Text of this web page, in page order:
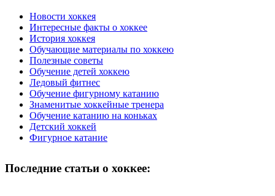
Новости хоккея
Интересные факты о хоккее
История хоккея
Обучающие материалы по хоккею
Полезные советы
Обучение детей хоккею
Ледовый фитнес
Обучение фигурному катанию
Знаменитые хоккейные тренера
Обучение катанию на коньках
Детский хоккей
Фигурное катание
Последние статьи о хоккее: